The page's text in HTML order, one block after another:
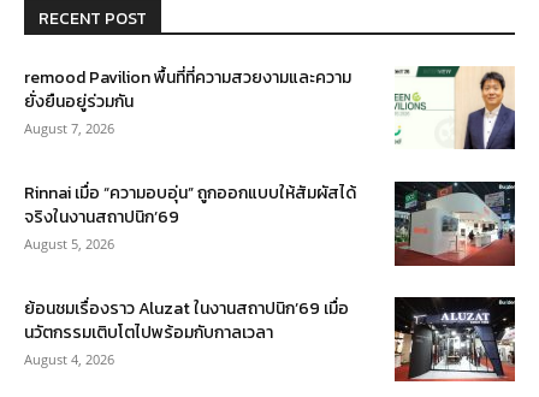
RECENT POST
remood Pavilion พื้นที่ที่ความสวยงามและความ
ยั่งยืนอยู่ร่วมกัน
August 7, 2026
Rinnai เมื่อ “ความอบอุ่น” ถูกออกแบบให้สัมผัสได้
จริงในงานสถาปนิก’69
August 5, 2026
ย้อนชมเรื่องราว Aluzat ในงานสถาปนิก’69 เมื่อ
นวัตกรรมเติบโตไปพร้อมกับกาลเวลา
August 4, 2026